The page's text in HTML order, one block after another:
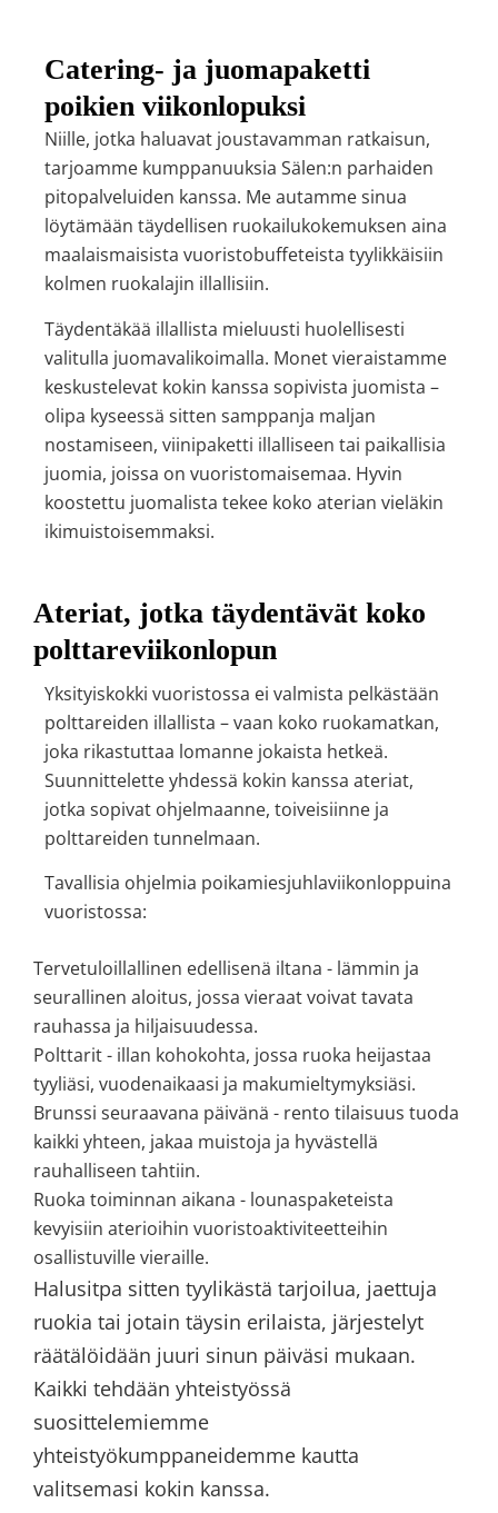
Catering- ja juomapaketti
poikien viikonlopuksi
Niille, jotka haluavat joustavamman ratkaisun,
tarjoamme kumppanuuksia Sälen:n parhaiden
pitopalveluiden kanssa. Me autamme sinua
löytämään täydellisen ruokailukokemuksen aina
maalaismaisista vuoristobuffeteista tyylikkäisiin
kolmen ruokalajin illallisiin.
Täydentäkää illallista mieluusti huolellisesti
valitulla juomavalikoimalla. Monet vieraistamme
keskustelevat kokin kanssa sopivista juomista –
olipa kyseessä sitten samppanja maljan
nostamiseen, viinipaketti illalliseen tai paikallisia
juomia, joissa on vuoristomaisemaa. Hyvin
koostettu juomalista tekee koko aterian vieläkin
ikimuistoisemmaksi.
Ateriat, jotka täydentävät koko
polttareviikonlopun
Yksityiskokki vuoristossa ei valmista pelkästään
polttareiden illallista – vaan koko ruokamatkan,
joka rikastuttaa lomanne jokaista hetkeä.
Suunnittelette yhdessä kokin kanssa ateriat,
jotka sopivat ohjelmaanne, toiveisiinne ja
polttareiden tunnelmaan.
Tavallisia ohjelmia poikamiesjuhlaviikonloppuina
vuoristossa:
Tervetuloillallinen edellisenä iltana - lämmin ja
seurallinen aloitus, jossa vieraat voivat tavata
rauhassa ja hiljaisuudessa.
Polttarit- illan kohokohta, jossa ruoka heijastaa
tyyliäsi, vuodenaikaasi ja makumieltymyksiäsi.
Brunssi seuraavana päivänä - rento tilaisuus tuoda
kaikki yhteen, jakaa muistoja ja hyvästellä
rauhalliseen tahtiin.
Ruoka toiminnan aikana - lounaspaketeista
kevyisiin aterioihin vuoristoaktiviteetteihin
osallistuville vieraille.
Halusitpa sitten tyylikästä tarjoilua, jaettuja
ruokia tai jotain täysin erilaista, järjestelyt
räätälöidään juuri sinun päiväsi mukaan.
Kaikki tehdään yhteistyössä
suosittelemiemme
yhteistyökumppaneidemme kautta
valitsemasi kokin kanssa.